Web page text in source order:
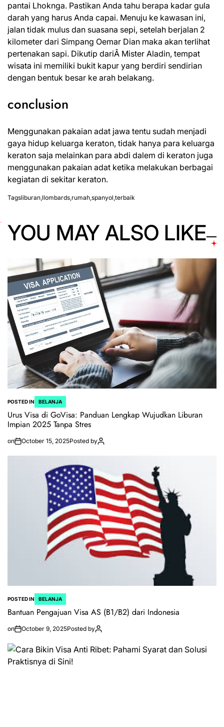
pantai Lhoknga. Pastikan Anda tahu berapa kadar gula
darah yang harus Anda capai. Menuju ke kawasan ini,
jalan tidak mulus dan suasana sepi, setelah berjalan 2
kilometer dari Simpang Oemar Dian maka akan terlihat
pertenakan sapi. Dikutip dariÂ Mister Aladin, tempat
wisata ini memiliki bukit kapur yang berdiri sendirian
dengan bentuk besar ke arah belakang.
conclusion
Menggunakan pakaian adat jawa tentu sudah menjadi
gaya hidup keluarga keraton, tidak hanya para keluarga
keraton saja melainkan para abdi dalem di keraton juga
menggunakan pakaian adat ketika melakukan berbagai
kegiatan di sekitar keraton.
Tagsliburan,llombards,rumah,spanyol,terbaik
YOU MAY ALSO LIKE
POSTED IN BELANJA
Urus Visa di GoVisa: Panduan Lengkap Wujudkan Liburan
Impian 2025 Tanpa Stres
on October 15, 2025Posted by
POSTED IN BELANJA
Bantuan Pengajuan Visa AS (B1/B2) dari Indonesia
on October 9, 2025Posted by